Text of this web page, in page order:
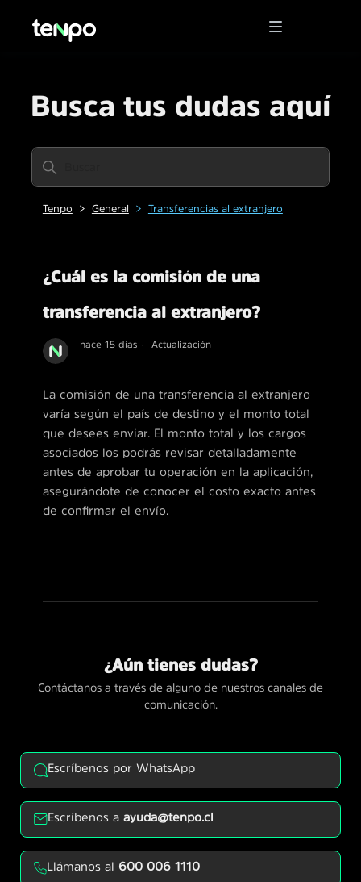
Busca tus dudas aquí
Tenpo General Transferencias al extranjero
¿Cuál es la comisión de una
transferencia al extranjero?
hace 15 días Actualización
La comisión de una transferencia al extranjero
varía según el país de destino y el monto total
que desees enviar. El monto total y los cargos
asociados los podrás revisar detalladamente
antes de aprobar tu operación en la aplicación,
asegurándote de conocer el costo exacto antes
de confirmar el envío.
¿Aún tienes dudas?
Contáctanos a través de alguno de nuestros canales de
comunicación.
Escríbenos por WhatsApp
Escríbenos aayuda@tenpo.cl
Llámanos al 600 006 1110